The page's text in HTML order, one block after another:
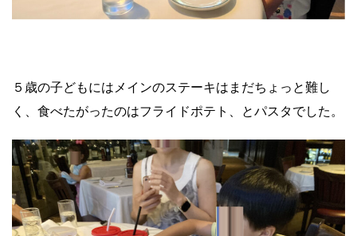
５歳の子どもにはメインのステーキはまだちょっと難し
く、食べたがったのはフライドポテト、とパスタでした。